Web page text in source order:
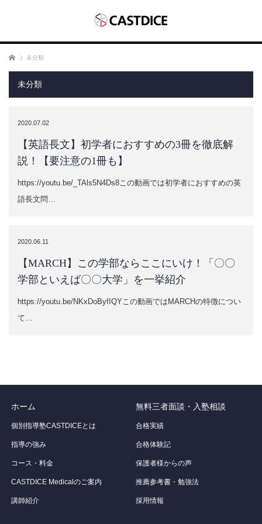
ホーム 未分類
未分類
2020.07.02
【英語長文】初学者におすすめの3冊を徹底解
説！【要注意の1冊も】
https://youtu.be/_TAls5N4Ds8この動画では初学者におすすめの英
語長文問…
2020.06.11
【MARCH】この学部ならここにいけ！「〇〇
学部といえば〇〇大学」を一挙紹介
https://youtu.be/NKxDoByfIQYこの動画ではMARCHの特徴につい
て…
ホーム
個別指導塾CASTDICEとは
指導の強み
コース・料金
CASTDICE Medicalのご案内
講師紹介
無料三者面談・入塾相談
合格実績
合格体験記
保護者様からの声
推薦参考書・勉強法
採用情報